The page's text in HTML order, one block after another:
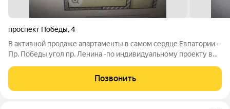
проспект Победы,4
В активной продаже апартаменты в самом сердце Евпатории -
Пр. Победы угол пр. Ленина -по индивидуальному проекту в
апартблоков в угловом размещении с шестнадцати этажной
доминантой, променандной аллеей и
Позвонить